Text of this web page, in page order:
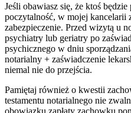
Jeśli obawiasz się, że ktoś
poczytalność, w mojej kancelarii
zabezpieczenie. Przed wizytą u
psychiatry lub geriatry po
psychicznego w dniu
notarialny + zaświadczenie
niemal nie do przejścia.
Pamiętaj również o kwestii
testamentu notarialnego nie
obowiązku zapłaty zachowku